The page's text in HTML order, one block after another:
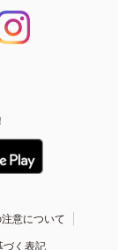
意について
づく表記